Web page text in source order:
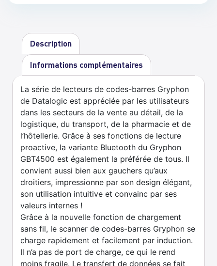
Description
Informations complémentaires
La série de lecteurs de codes-barres Gryphon
de Datalogic est appréciée par les utilisateurs
dans les secteurs de la vente au détail, de la
logistique, du transport, de la pharmacie et de
l’hôtellerie. Grâce à ses fonctions de lecture
proactive, la variante Bluetooth du Gryphon
GBT4500 est également la préférée de tous. Il
convient aussi bien aux gauchers qu’aux
droitiers, impressionne par son design élégant,
son utilisation intuitive et convainc par ses
valeurs internes !
Grâce à la nouvelle fonction de chargement
sans fil, le scanner de codes-barres Gryphon se
charge rapidement et facilement par induction.
Il n’a pas de port de charge, ce qui le rend
moins fragile. Le transfert de données se fait